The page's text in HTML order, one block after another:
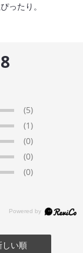
ったり。
(5)
(1)
(0)
(0)
(0)
しい順